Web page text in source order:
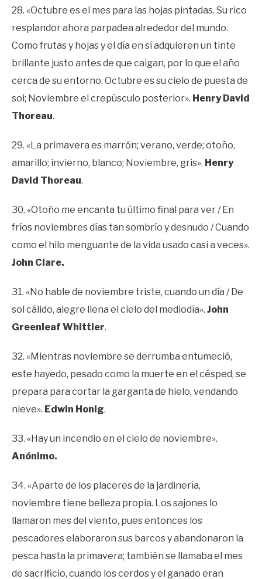
28. «Octubre es el mes para las hojas pintadas. Su rico
resplandor ahora parpadea alrededor del mundo.
Como frutas y hojas y el día en sí adquieren un tinte
brillante justo antes de que caigan, por lo que el año
cerca de su entorno. Octubre es su cielo de puesta de
sol; Noviembre el crepúsculo posterior». Henry David
Thoreau.
29. «La primavera es marrón; verano, verde; otoño,
amarillo; invierno, blanco; Noviembre, gris». Henry
David Thoreau.
30. «Otoño me encanta tu último final para ver / En
fríos noviembres días tan sombrío y desnudo / Cuando
como el hilo menguante de la vida usado casi a veces».
John Clare.
31. «No hable de noviembre triste, cuando un día / De
sol cálido, alegre llena el cielo del mediodía». John
Greenleaf Whittier.
32. «Mientras noviembre se derrumba entumeció,
este hayedo, pesado como la muerte en el césped, se
prepara para cortar la garganta de hielo, vendando
nieve». Edwin Honig.
33. «Hay un incendio en el cielo de noviembre».
Anónimo.
34. «Aparte de los placeres de la jardinería,
noviembre tiene belleza propia. Los sajones lo
llamaron mes del viento, pues entonces los
pescadores elaboraron sus barcos y abandonaron la
pesca hasta la primavera; también se llamaba el mes
de sacrificio, cuando los cerdos y el ganado eran